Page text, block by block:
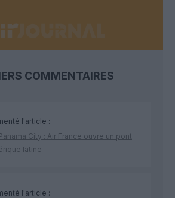
COMMENTAIRES
l'article :
City : Air France ouvre un pont
latine
l'article :